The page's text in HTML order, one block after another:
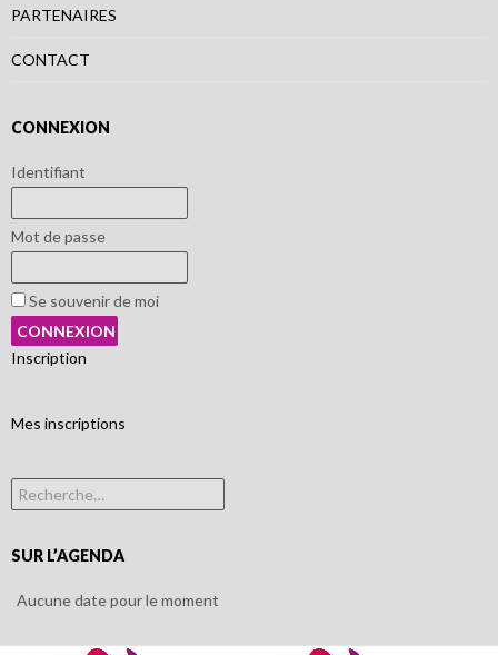
PARTENAIRES
CONTACT
CONNEXION
Identifiant
Mot de passe
Se souvenir de moi
Inscription
Mes inscriptions
Rechercher :
SUR L’AGENDA
Aucune date pour le moment